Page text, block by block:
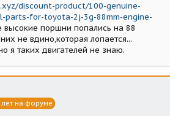
discount-product/100-genuine-
parts-for-toyota-2j-3g-88mm-engine-
высокие поршни попались на 88
не вдино,которая лопается...
я таких двигателей не знаю.
лет на форуме